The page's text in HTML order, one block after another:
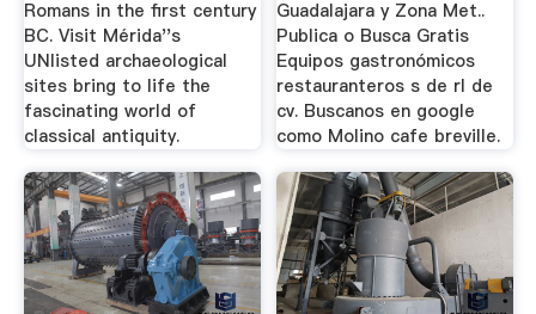
Romans in the first century
BC. Visit Mérida''s
UNlisted archaeological
sites bring to life the
fascinating world of
classical antiquity.
Guadalajara y Zona Met..
Publica o Busca Gratis
Equipos gastronómicos
restauranteros s de rl de
cv. Buscanos en google
como Molino cafe breville.